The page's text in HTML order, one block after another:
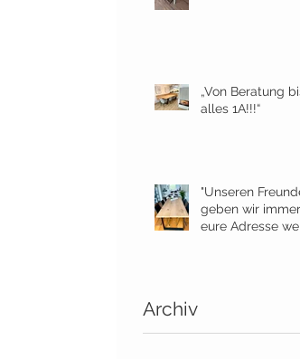
„Von Beratung
alles 1A!!!“
"Unseren
geben wir
eure Adresse
Archiv